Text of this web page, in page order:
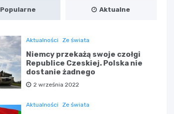
Popularne Aktualne
Aktualności Ze świata
Niemcy przekażą swoje czołgi
Republice Czeskiej. Polska nie
dostanie żadnego
2 września 2022
Aktualności Ze świata